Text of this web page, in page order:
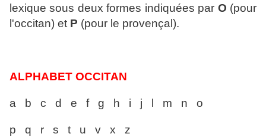
lexique sous deux formes indiquées par O (pour
l'occitan) et P (pour le provençal).
ALPHABET OCCITAN
a b c d e f g h i j l m n o
p q r s t u v x z